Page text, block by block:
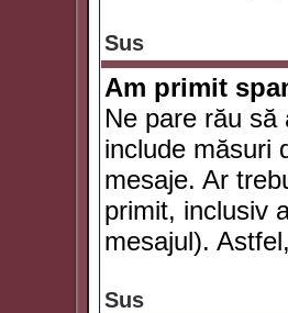
Sus
Am primit
Ne pare rău
include măsuri
mesaje. Ar
primit, inclusiv
mesajul).
Sus